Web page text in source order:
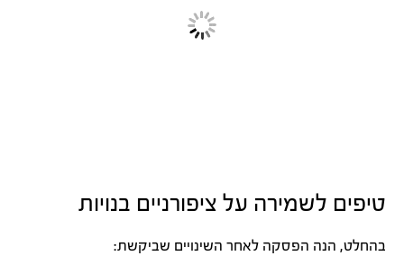
טיפים לשמירה על ציפורניים בנויות
בהחלט, הנה הפסקה לאחר השינויים שביקשת: